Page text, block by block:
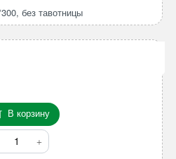
без тавотницы
В корзину